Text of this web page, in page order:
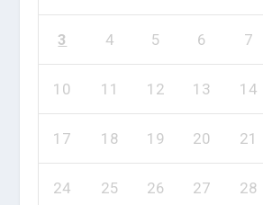
3 4 5 6 7
10 11 12 13 14
17 18 19 20 21
24 25 26 27 28